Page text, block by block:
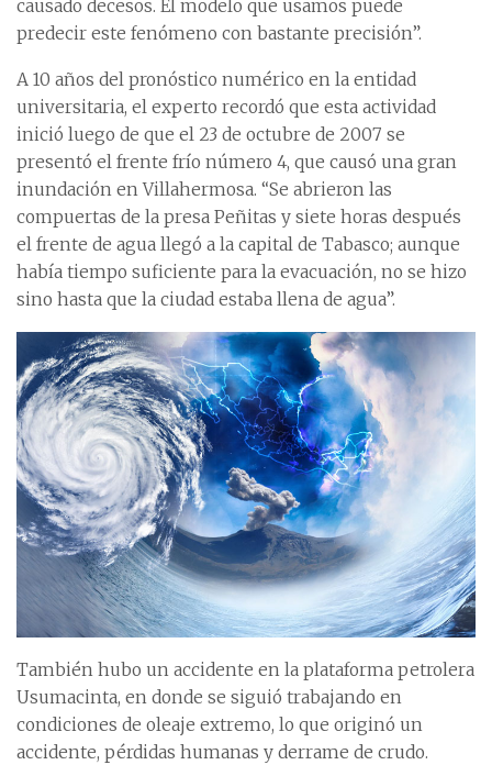
causado decesos. El modelo que usamos puede
predecir este fenómeno con bastante precisión”.
A 10 años del pronóstico numérico en la entidad
universitaria, el experto recordó que esta actividad
inició luego de que el 23 de octubre de 2007 se
presentó el frente frío número 4, que causó una gran
inundación en Villahermosa. “Se abrieron las
compuertas de la presa Peñitas y siete horas después
el frente de agua llegó a la capital de Tabasco; aunque
había tiempo suficiente para la evacuación, no se hizo
sino hasta que la ciudad estaba llena de agua”.
También hubo un accidente en la plataforma petrolera
Usumacinta, en donde se siguió trabajando en
condiciones de oleaje extremo, lo que originó un
accidente, pérdidas humanas y derrame de crudo.